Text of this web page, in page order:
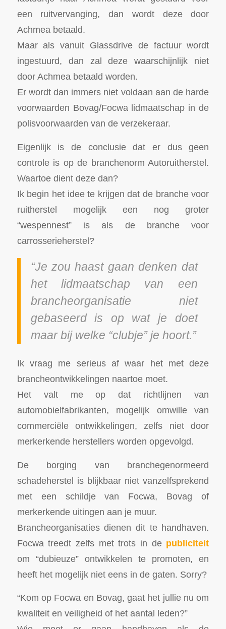
een ruitvervanging, dan wordt deze door
Achmea betaald.
Maar als vanuit Glassdrive de factuur wordt
ingestuurd, dan zal deze waarschijnlijk niet
door Achmea betaald worden.
Er wordt dan immers niet voldaan aan de harde
voorwaarden Bovag/Focwa lidmaatschap in de
polisvoorwaarden van de verzekeraar.
Eigenlijk is de conclusie dat er dus geen
controle is op de branchenorm Autoruitherstel.
Waartoe dient deze dan?
Ik begin het idee te krijgen dat de branche voor
ruitherstel mogelijk een nog groter
“wespennest” is als de branche voor
carrosserieherstel?
“Je zou haast gaan denken dat
het lidmaatschap van een
brancheorganisatie niet
gebaseerd is op wat je doet
maar bij welke “clubje” je hoort.”
Ik vraag me serieus af waar het met deze
brancheontwikkelingen naartoe moet.
Het valt me op dat richtlijnen van
automobielfabrikanten, mogelijk omwille van
commerciële ontwikkelingen, zelfs niet door
merkerkende herstellers worden opgevolgd.
De borging van branchegenormeerd
schadeherstel is blijkbaar niet vanzelfsprekend
met een schildje van Focwa, Bovag of
merkerkende uitingen aan je muur.
Brancheorganisaties dienen dit te handhaven.
Focwa treedt zelfs met trots in de publiciteit
om “dubieuze” ontwikkelen te promoten, en
heeft het mogelijk niet eens in de gaten. Sorry?
“Kom op Focwa en Bovag, gaat het jullie nu om
kwaliteit en veiligheid of het aantal leden?”